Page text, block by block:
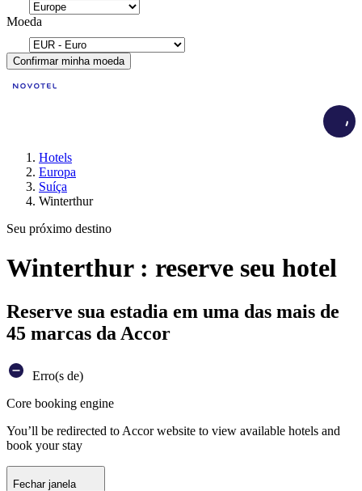
Moeda
Confirmar minha moeda
Hotels
Europa
Suíça
Winterthur
Seu próximo destino
Winterthur : reserve seu hotel
Reserve sua estadia em uma das mais de
45 marcas da Accor
Erro(s de)
Core booking engine
You’ll be redirected to Accor website to view available hotels and
book your stay
Fechar janela